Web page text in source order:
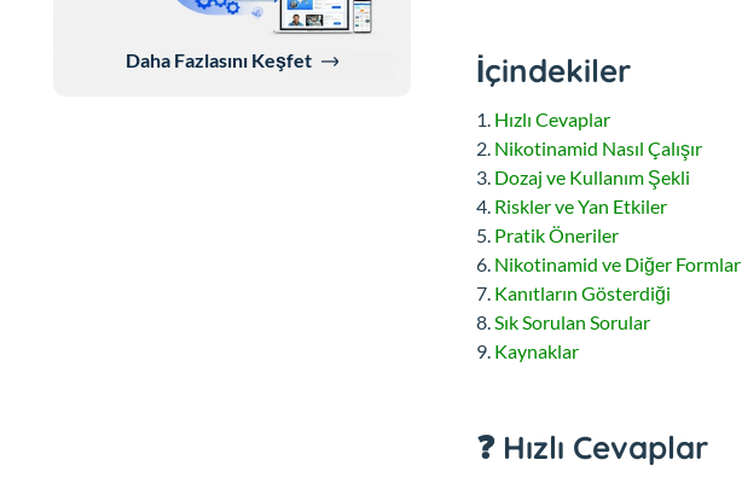
İçindekiler
Hızlı Cevaplar
Nikotinamid Nasıl Çalışır
Dozaj ve Kullanım Şekli
Riskler ve Yan Etkiler
Pratik Öneriler
Nikotinamid ve Diğer Formlar
Kanıtların Gösterdiği
Sık Sorulan Sorular
Kaynaklar
❓ Hızlı Cevaplar
Daha Fazlasını Keşfet